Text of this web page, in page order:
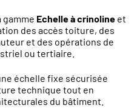
Echelle à crinoline et
des accès toiture, des
et des opérations de
ou tertiaire.
échelle fixe sécurisée
technique tout en
du bâtiment.